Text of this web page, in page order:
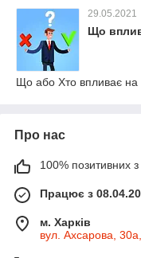
29.05.2021
Що
Що або Хто впливає на
Про нас
100% позитивних з
Працює з
м. Харків
вул. Ахсарова, 30а,